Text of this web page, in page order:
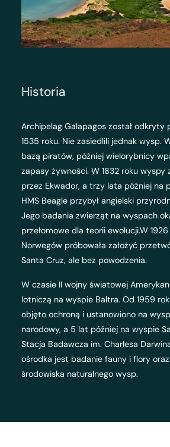
Historia
Archipelag Galapagos został odkryty
1535 roku. Nie zasiedlili jednak wysp.
bazą piratów, później wielorybnicy
zapasy żywności. W 1832 roku wyspy
przez Ekwador, a trzy lata później na
HMS Beagle przybył angielski
Jego badania zwierząt na wyspach
przełomowe dla teorii ewolucji.W
Norwegów próbowała założyć
Santa Cruz, ale bez powodzenia.
W czasie II wojny światowej
lotniczą na wyspie Baltra. Od 1959
objęto ochroną i ustanowiono na
narodowy, a 5 lat później na wyspie
Stacja Badawcza im. Charlesa
ośrodka jest badanie fauny i flory
środowiska naturalnego wysp.